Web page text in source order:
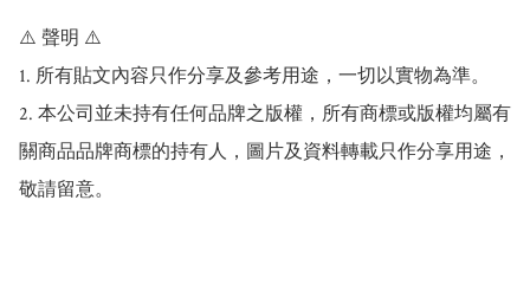
⚠️ 聲明 ⚠️
1. 所有貼文內容只作分享及參考用途，一切以實物為準。
2. 本公司並未持有任何品牌之版權，所有商標或版權均屬有
關商品品牌商標的持有人，圖片及資料轉載只作分享用途，
敬請留意。